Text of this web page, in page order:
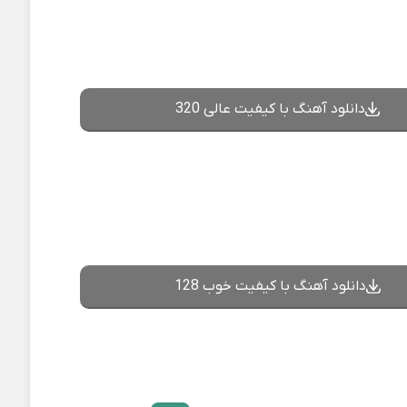
دانلود آهنگ با کیفیت عالی 320
دانلود آهنگ با کیفیت خوب 128